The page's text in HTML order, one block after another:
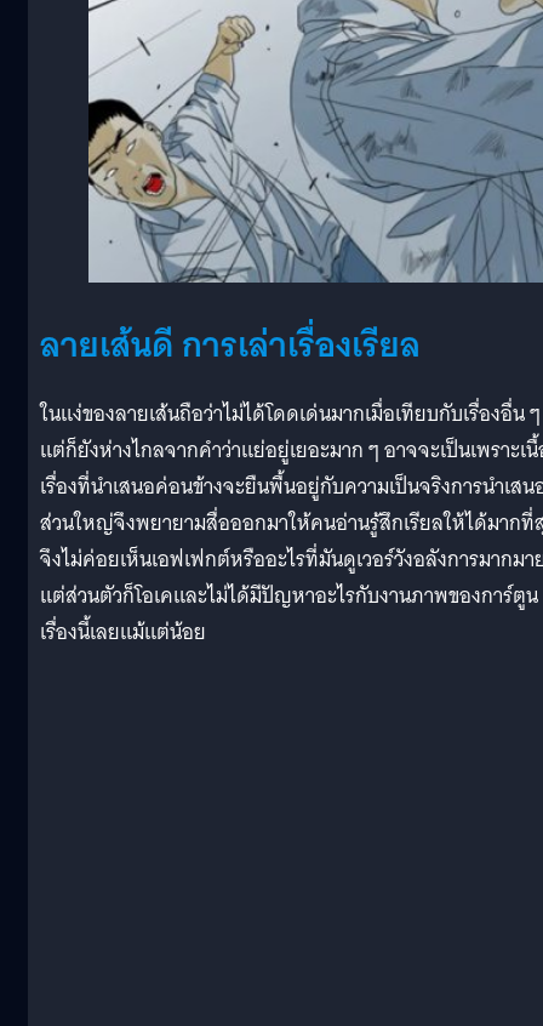
ลายเส้นดี การเล่าเรื่องเรียล
ในแง่ของลายเส้นถือว่าไม่ได้โดดเด่นมากเมื่อเทียบกับเรื่องอื่น ๆ
แต่ก็ยังห่างไกลจากคำว่าแย่อยู่เยอะมาก ๆ อาจจะเป็นเพราะเ
เรื่องที่นำเสนอค่อนข้างจะยืนพื้นอยู่กับความเป็นจริงการนำเสน
ส่วนใหญ่จึงพยายามสื่อออกมาให้คนอ่านรู้สึกเรียลให้ได้มาก
จึงไม่ค่อยเห็นเอฟเฟกต์หรืออะไรที่มันดูเวอร์วังอลังการมากมา
แต่ส่วนตัวก็โอเคและไม่ได้มีปัญหาอะไรกับงานภาพของการ์ตูน
เรื่องนี้เลยแม้แต่น้อย